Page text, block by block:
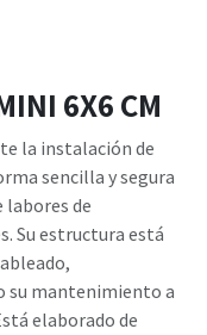
6X6 CM
la instalación de
sencilla y segura
de
Su estructura está
su mantenimiento a
elaborado de